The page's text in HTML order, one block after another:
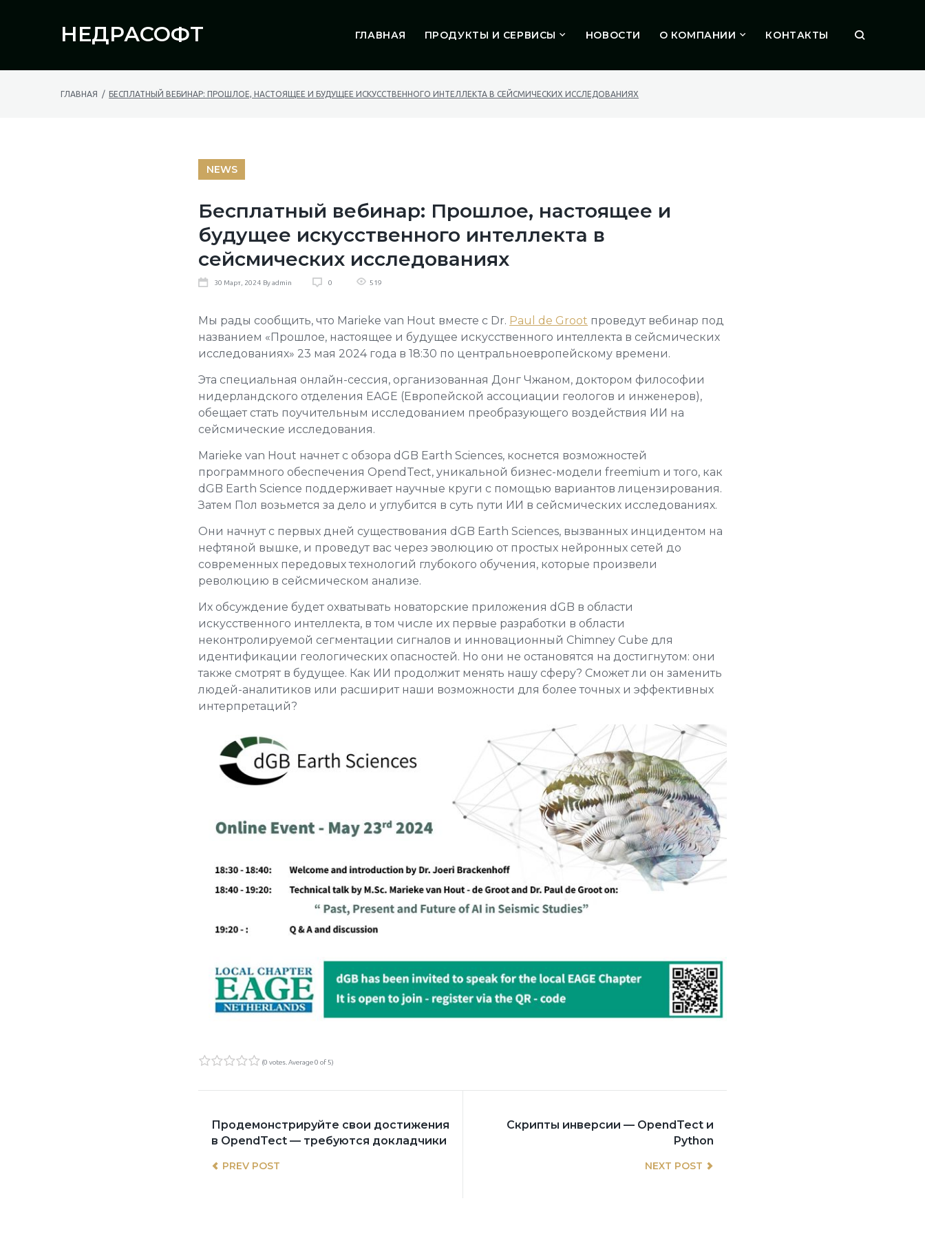
НЕДРАСОФТ ГЛАВНАЯ ПРОДУКТЫ И СЕРВИСЫ НОВОСТИ О КОМПАНИИ КОНТАКТЫ
Искать: ПОИСК
ГЛАВНАЯ / БЕСПЛАТНЫЙ ВЕБИНАР: ПРОШЛОЕ, НАСТОЯЩЕЕ И БУДУЩЕЕ ИСКУССТВЕННОГО ИНТЕЛЛЕКТА В СЕЙСМИЧЕСКИХ ИССЛЕДОВАНИЯХ
NEWS
Бесплатный вебинар: Прошлое, настоящее и
будущее искусственного интеллекта в
сейсмических исследованиях
30 Март , 2024 Byadmin 0 519
Мы рады сообщить, что Marieke van Hout вместе с Dr. Paul de Groot проведут вебинар под
названием «Прошлое, настоящее и будущее искусственного интеллекта в сейсмических
исследованиях» 23 мая 2024 года в 18:30 по центральноевропейскому времени.
Эта специальная онлайн-сессия, организованная Донг Чжаном, доктором философии
нидерландского отделения EAGE (Европейской ассоциации геологов и инженеров),
обещает стать поучительным исследованием преобразующего воздействия ИИ на
сейсмические исследования.
Marieke van Hout начнет с обзора dGB Earth Sciences, коснется возможностей
программного обеспечения OpendTect, уникальной бизнес-модели freemium и того, как
dGB Earth Science поддерживает научные круги с помощью вариантов лицензирования.
Затем Пол возьмется за дело и углубится в суть пути ИИ в сейсмических исследованиях.
Они начнут с первых дней существования dGB Earth Sciences, вызванных инцидентом на
нефтяной вышке, и проведут вас через эволюцию от простых нейронных сетей до
современных передовых технологий глубокого обучения, которые произвели
революцию в сейсмическом анализе.
Их обсуждение будет охватывать новаторские приложения dGB в области
искусственного интеллекта, в том числе их первые разработки в области
неконтролируемой сегментации сигналов и инновационный Chimney Cube для
идентификации геологических опасностей. Но они не остановятся на достигнутом: они
также смотрят в будущее. Как ИИ продолжит менять нашу сферу? Сможет ли он заменить
людей-аналитиков или расширит наши возможности для более точных и эффективных
интерпретаций?
(0 votes. Average0 of 5)
НАВИГАЦИЯ
ПО
Продемонстрируйте свои достижения
в OpendTect — требуются докладчики
PREV POST
Previous
post:
Скрипты инверсии — OpendTect и
Python
NEXT POST
Next
post: